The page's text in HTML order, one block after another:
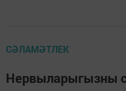
СӘЛАМӘТЛЕК
Нервыларыгызны